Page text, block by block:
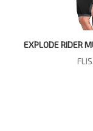
EXPLODE RIDER